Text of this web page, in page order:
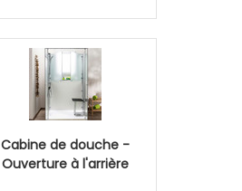
Cabine de douche -
Ouverture à l'arrière